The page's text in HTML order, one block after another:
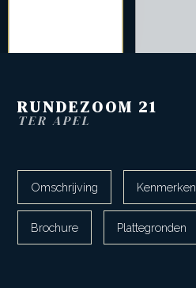
RUNDEZOOM 21
TER APEL
Omschrijving Kenmerken
Brochure Plattegronden